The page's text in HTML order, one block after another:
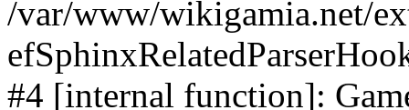
/var/www/wikigamia.net/
#4 [internal function]: